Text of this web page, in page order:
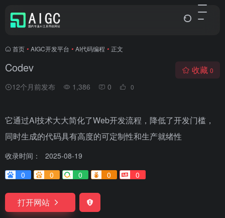
首页 • AIGC开发平台 • AI代码编程 • 正文
Codev
12个月前发布 1,386 0 0
收藏 0
它通过AI技术大大简化了Web开发流程，降低了开发门槛，
同时生成的代码具有高度的可定制性和生产就绪性
收录时间：
2025-08-19
0
0 0 0 0
打开网站